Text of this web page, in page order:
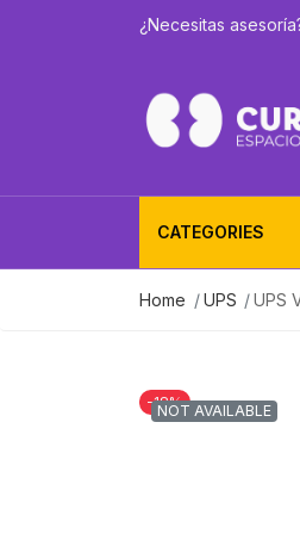
¿Necesitas
CATEGORIES
Home UPS UPS
NOT AVAILABLE
-18%